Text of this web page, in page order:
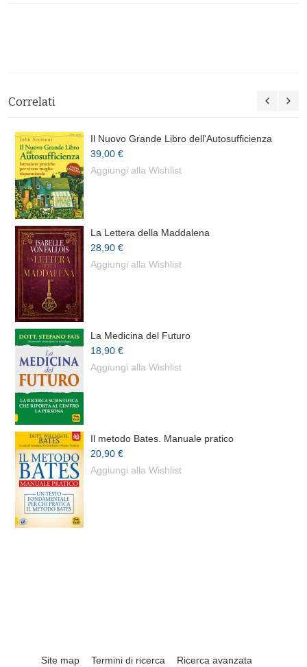
Correlati
Il Nuovo Grande Libro dell'Autosufficienza
39,00 €
Aggiungi alla Wishlist
La Lettera della Maddalena
28,90 €
Aggiungi alla Wishlist
La Medicina del Futuro
18,90 €
Aggiungi alla Wishlist
Il metodo Bates. Manuale pratico
20,90 €
Aggiungi alla Wishlist
Site map Termini di ricerca Ricerca avanzata